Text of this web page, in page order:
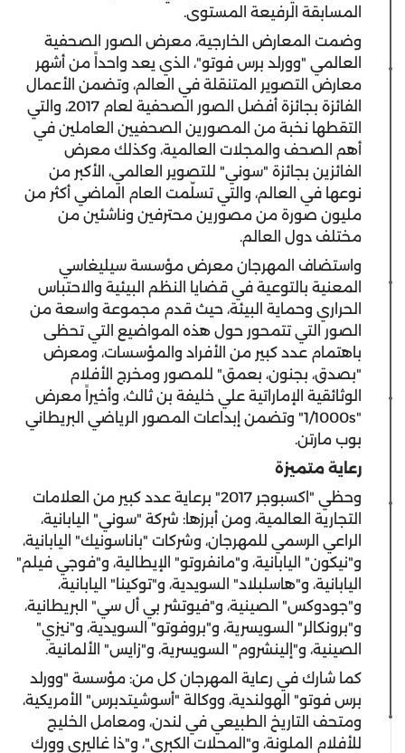
المسابقة الرفيعة المستوى.
وضمت المعارض الخارجية، معرض الصور الصحفية
العالمي "وورلد برس فوتو"، الذي يعد واحداً من أشهر
معارض التصوير المتنقلة في العالم، وتضمن الأعمال
الفائزة بجائزة أفضل الصور الصحفية لعام 2017، والتي
التقطها نخبة من المصورين الصحفيين العاملين في
أهم الصحف والمجلات العالمية، وكذلك معرض
الفائزين بجائزة "سوني" للتصوير العالمي، الأكبر من
نوعها في العالم، والتي تسلّمت العام الماضي أكثر من
مليون صورة من مصورين محترفين وناشئين من
مختلف دول العالم.
واستضاف المهرجان معرض مؤسسة سيليغاسي
المعنية بالتوعية في قضايا النظم البيئية والاحتباس
الحراري وحماية البيئة، حيث قدم مجموعة واسعة من
الصور التي تتمحور حول هذه المواضيع التي تحظى
باهتمام عدد كبير من الأفراد والمؤسسات، ومعرض
"بصدق، بجنون، بعمق" للمصور ومخرج الأفلام
الوثائقية الإماراتية علي خليفة بن ثالث، وأخيراً معرض
"1/1000s" وتضمن إبداعات المصور الرياضي البريطاني
بوب مارتن.
رعاية متميزة
وحظي "اكسبوجر 2017" برعاية عدد كبير من العلامات
التجارية العالمية، ومن أبرزها: شركة "سوني" اليابانية،
الراعي الرسمي للمهرجان، وشركات "باناسونيك" اليابانية،
و"نيكون" اليابانية، و"مانفروتو" الإيطالية، و"فوجي فيلم"
اليابانية، و"هاسلبلاد" السويدية، و"توكينا" اليابانية،
و"جودوكس" الصينية، و"فيوتشر بي أل سي" البريطانية،
و"برونكالر" السويسرية، و"بروفوتو" السويدية، و"نيزي"
الصينية، و"إلينشروم" السويسرية، و"زايس" الألمانية.
كما شارك في رعاية المهرجان كل من: مؤسسة "وورلد
برس فوتو" الهولندية، ووكالة "أسوشيتدبرس" الأمريكية،
ومتحف التاريخ الطبيعي في لندن، ومعامل الخليج
للأفلام الملونة، و"المحلات الكبرى"، و"ذا غاليري وورك